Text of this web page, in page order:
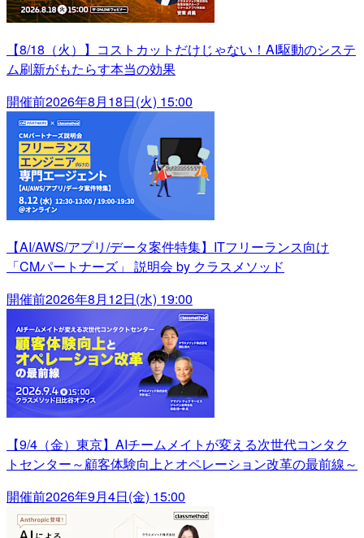
【8/18（火）】コストカットだけじゃない！AI駆動のシステ
ム刷新がもたらす本当の効果
開催前2026年8月18日(火) 15:00
【AI/AWS/アプリ/データ案件特集】ITフリーランス向け
「CMパートナーズ」 説明会 by クラスメソッド
開催前2026年8月12日(水) 19:00
【9/4（金）東京】AIチームメイトが変える次世代コンタク
トセンター～顧客体験向上とオペレーション改革の最前線～
開催前2026年9月4日(金) 15:00